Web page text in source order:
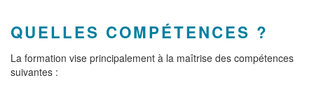
QUELLES COMPÉTENCES ?
La formation vise principalement à la maîtrise des compétences
suivantes :